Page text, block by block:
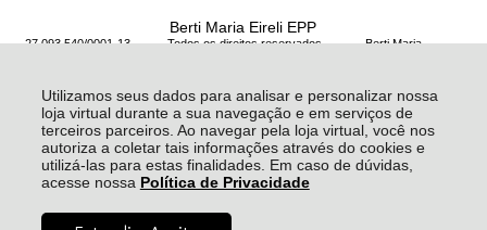
Utilizamos seus dados para analisar e personalizar nossa
loja virtual durante a sua navegação e em serviços de
terceiros parceiros. Ao navegar pela loja virtual, você nos
autoriza a coletar tais informações através do cookies e
utilizá-las para estas finalidades. Em caso de dúvidas,
acesse nossa Política de Privacidade
Berti Maria Eireli EPP
27.093.540/0001-13 - Todos os direitos reservados-Berti Maria-